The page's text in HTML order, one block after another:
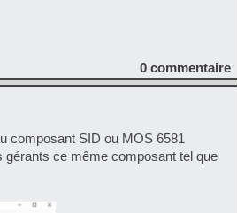
0 commentaire
composant SID ou MOS 6581
gérants ce même composant tel que